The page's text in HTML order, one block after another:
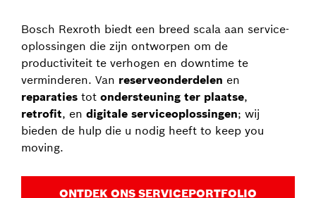
Bosch Rexroth biedt een breed scala aan service-
oplossingen die zijn ontworpen om de
productiviteit te verhogen en downtime te
verminderen. Van reserveonderdelen en
reparaties tot ondersteuning ter plaatse,
retrofit, en digitale serviceoplossingen; wij
bieden de hulp die u nodig heeft to keep you
moving.
ONTDEK ONS SERVICEPORTFOLIO